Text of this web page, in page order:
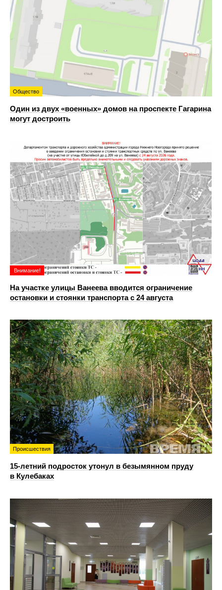
Общество
Один из двух «военных» домов на проспекте Гагарина
могут достроить
Внимание!
На участке улицы Ванеева вводится ограничение
остановки и стоянки транспорта с 24 августа
Происшествия
15-летний подросток утонул в безымянном пруду
в Кулебаках